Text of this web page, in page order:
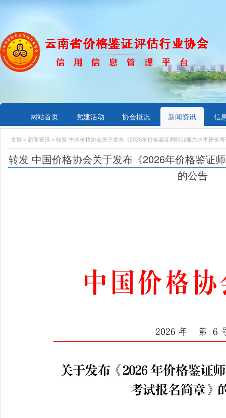
网站首页 党建活动 协会概况 新闻资讯 信
主页 > 新闻资讯 > 转发 中国价格协会关于发布《2026年价格鉴证师职业能力水平评价
转发 中国价格协会关于发布《2026年价格鉴证
的公告